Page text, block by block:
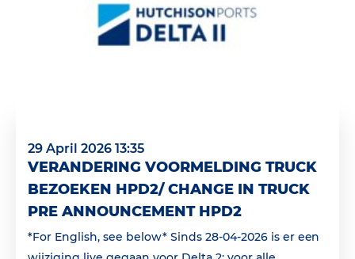
29 April 2026 13:35
VERANDERING VOORMELDING TRUCK
BEZOEKEN HPD2/ CHANGE IN TRUCK
PRE ANNOUNCEMENT HPD2
*For English, see below* Sinds 28-04-2026 is er een